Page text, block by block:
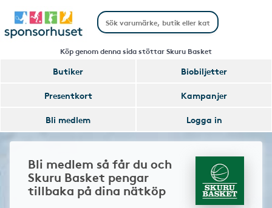
Köp genom denna sida stöttar Skuru Basket
Butiker
Biobiljetter
Presentkort
Kampanjer
Bli medlem
Logga in
Bli medlem så får du och
Skuru Basket pengar
tillbaka på dina nätköp